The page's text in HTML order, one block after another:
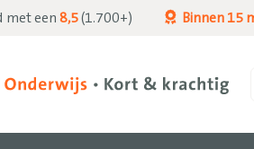
met een 8,5(1.700+) Binnen 15